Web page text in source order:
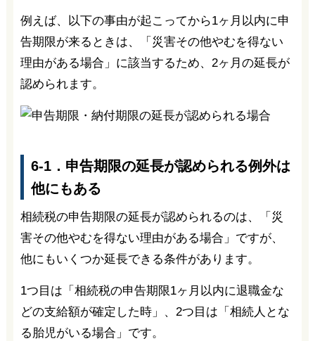
例えば、以下の事由が起こってから1ヶ月以内に申
告期限が来るときは、「災害その他やむを得ない
理由がある場合」に該当するため、2ヶ月の延長が
認められます。
6-1．申告期限の延長が認められる例外は
他にもある
相続税の申告期限の延長が認められるのは、「災
害その他やむを得ない理由がある場合」ですが、
他にもいくつか延長できる条件があります。
1つ目は「相続税の申告期限1ヶ月以内に退職金な
どの支給額が確定した時」、2つ目は「相続人とな
る胎児がいる場合」です。